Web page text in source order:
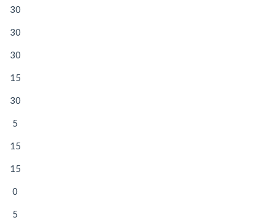
30
30
30
15
30
5
15
15
0
5